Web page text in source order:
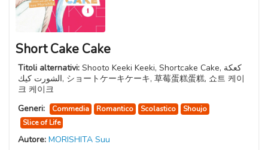
Short Cake Cake
Titoli alternativi: Shooto Keeki Keeki, Shortcake Cake, كعكة
الشورت كيك, ショートケーキケーキ, 草莓蛋糕蛋糕, 쇼트 케이
크 케이크
Generi:
Commedia Romantico Scolastico
Shoujo
Slice of Life
Autore: MORISHITA Suu